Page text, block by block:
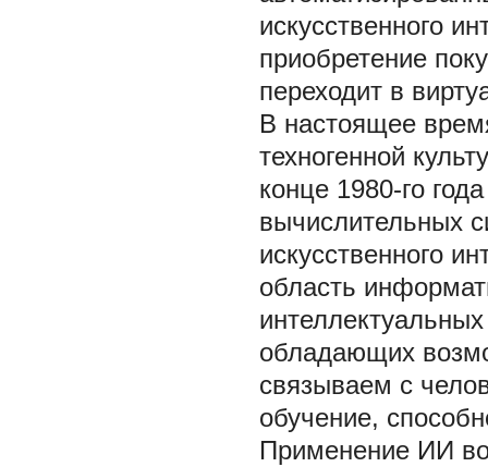
искусственного
приобретение
переходит в
В настоящее
техногенной
конце 1980-го
вычислительных
искусственного
область
обладающих
связываем с
обучение,
Применение ИИ